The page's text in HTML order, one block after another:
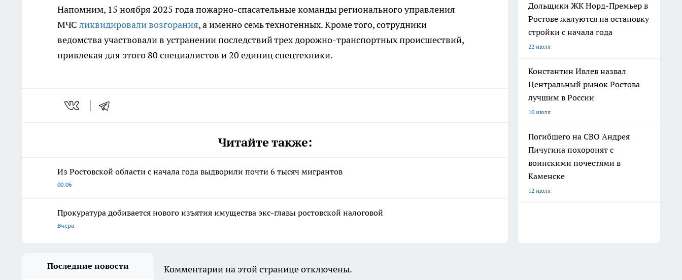
Напомним, 15 ноября 2025 года пожарно-спасательные команды регионального управления
МЧС ликвидировали возгорания, а именно семь техногенных. Кроме того, сотрудники
ведомства участвовали в устранении последствий трех дорожно-транспортных происшествий,
привлекая для этого 80 специалистов и 20 единиц спецтехники.
Читайте также:
Из Ростовской области с начала года выдворили почти 6 тысяч мигрантов
00:06
Прокуратура добивается нового изъятия имущества экс-главы ростовской налоговой
Вчера
Дольщики ЖК Норд-Премьер в
Ростове жалуются на остановку
стройки с начала года
22 июля
Константин Ивлев назвал
Центральный рынок Ростова
лучшим в России
10 июля
Погибшего на СВО Андрея
Пичугина похоронят с
воинскими почестями в
Каменске
12 июля
Последние новости Комментарии на этой странице отключены.